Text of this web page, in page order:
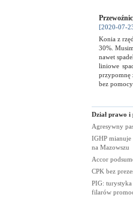
[2020-07-
Konia z
30%.
nawet
liniowe
przypomnę
bez
Dział prawo i
Agresywny
IGHP
na Mazowszu
Accor
CPK bez
PIG:
filarów